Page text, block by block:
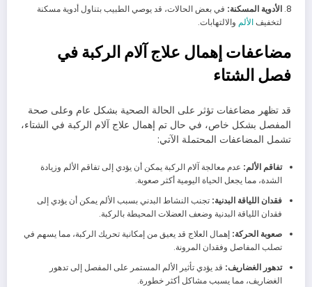
الأدوية المسكنة: في بعض الحالات، قد يوصي الطبيب بتناول أدوية مسكنة
لتخفيفالألم والالتهابات.
مضاعفات إهمال علاج آلام الركبة في
فصل الشتاء
قد تظهر مضاعفات تؤثر على الحالة الصحية بشكل عام وعلى صحة
المفصل بشكل خاص، في حال تم إهمال علاج آلام الركبة في الشتاء،
تشمل المضاعفات المحتملة الآتي:
تفاقم الألم: عدم معالجة آلام الركبة يمكن أن يؤدي إلى تفاقم الألم وزيادة
الشدة، مما يجعل الحياة اليومية أكثر صعوبة.
فقدان اللياقة البدنية: تجنب النشاط البدني بسبب الألم يمكن أن يؤدي إلى
فقدان اللياقة البدنية وضعف العضلات المحيطة بالركبة.
صعوبة الحركة: إهمال العلاج قد يعيق من إمكانية تحريك الركبة، مما يسهم في
تصلب المفاصل وفقدان المرونة.
تدهور الغضاريف: قد يؤدي تأثير الألم المستمر على المفصل إلى تدهور
الغضاريف، مما يسبب مشاكل أكثر خطورة.